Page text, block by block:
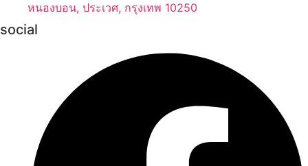
หนองบอน, ประเวศ, กรุงเทพ 10250
social